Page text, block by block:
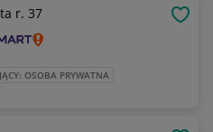
r. 37
OSOBA PRYWATNA